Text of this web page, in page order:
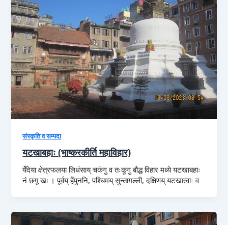
संस्कृति व सम्पदा
यटखाबहाः (भाष्करकीर्ति महाविहार)
येँदेया क्षेत्रफलया लिधंसाय्‌ चकंगु व तःकूगु बौद्ध विहार मध्ये यटखाबहाः
नं छगू खः । पूर्वय्‌ हेँपुननि, पश्चिमय्‌ सुन्तागल्ली, दक्षिणय्‌ यटखात्वाः व